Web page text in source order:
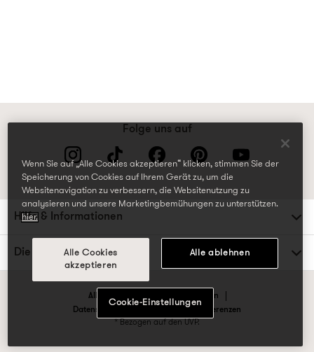
Folge uns auf
Hilfe & Informationen
Die TK Maxx Familie
Allgemeine Geschäftsbedingungen
Datenschutzrichtlinien & Cookie-Präferenzen
* Bezogen auf den UVP.
Wenn Sie auf „Alle Cookies akzeptieren“ klicken, stimmen Sie der
Speicherung von Cookies auf Ihrem Gerät zu, um die
Websitenavigation zu verbessern, die Websitenutzung zu
analysieren und unsere Marketingbemühungen zu unterstützen.
hier.
Alle Cookies
akzeptieren
Alle ablehnen
Cookie-Einstellungen